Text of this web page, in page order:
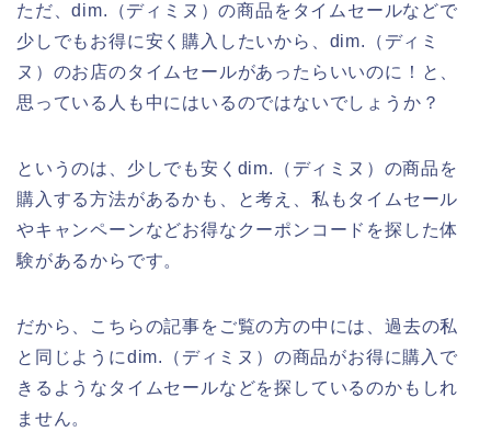
ただ、dim.（ディミヌ）の商品をタイムセールなどで
少しでもお得に安く購入したいから、dim.（ディミ
ヌ）のお店のタイムセールがあったらいいのに！と、
思っている人も中にはいるのではないでしょうか？
というのは、少しでも安くdim.（ディミヌ）の商品を
購入する方法があるかも、と考え、私もタイムセール
やキャンペーンなどお得なクーポンコードを探した体
験があるからです。
だから、こちらの記事をご覧の方の中には、過去の私
と同じようにdim.（ディミヌ）の商品がお得に購入で
きるようなタイムセールなどを探しているのかもしれ
ません。